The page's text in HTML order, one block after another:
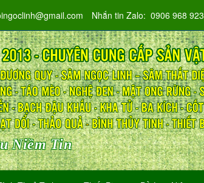
Niềm Tin
Nhắn tin Zalo: 0906 968 923